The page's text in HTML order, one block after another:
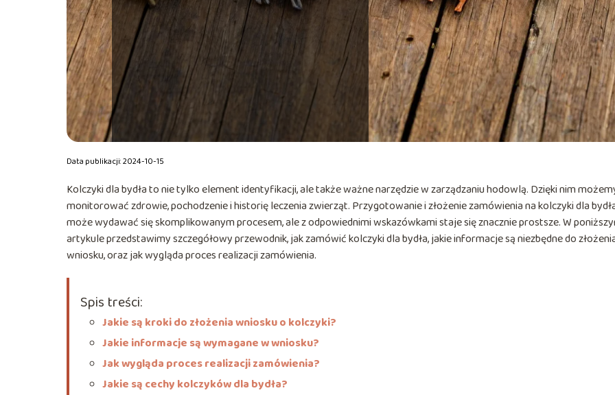
Data publikacji: 2024-10-15
Kolczyki dla bydła to nie tylko element identyfikacji, ale także ważne narzędzie w zarządzaniu hodowlą. Dzięki nim
monitorować zdrowie, pochodzenie i historię leczenia zwierząt. Przygotowanie i złożenie zamówienia na kolczyki dla
może wydawać się skomplikowanym procesem, ale z odpowiednimi wskazówkami staje się znacznie prostsze. W
artykule przedstawimy szczegółowy przewodnik, jak zamówić kolczyki dla bydła, jakie informacje są niezbędne do
wniosku, oraz jak wygląda proces realizacji zamówienia.
Spis treści:
Jakie są kroki do złożenia wniosku o kolczyki?
Jakie informacje są wymagane w wniosku?
Jak wygląda proces realizacji zamówienia?
Jakie są cechy kolczyków dla bydła?